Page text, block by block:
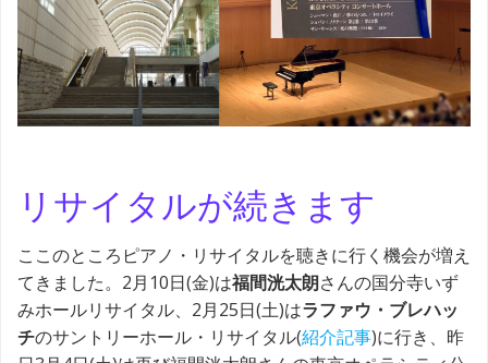
リサイタルが続きます
ここのところピアノ・リサイタルを聴きに行く機会が増え
てきました。2月10日(金)は福間洸太朗さんの国分寺いず
みホールリサイタル、2月25日(土)はラファウ・ブレハッ
チのサントリーホール・リサイタル(紹介記事)に行き、昨